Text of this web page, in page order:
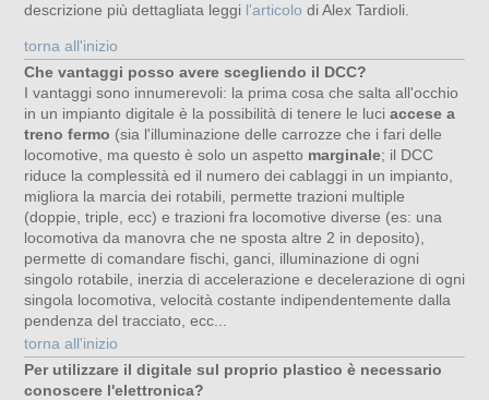
descrizione più dettagliata leggi l'articolo di Alex Tardioli.
torna all'inizio
Che vantaggi posso avere scegliendo il DCC?
I vantaggi sono innumerevoli: la prima cosa che salta all'occhio
in un impianto digitale è la possibilità di tenere le luci accese a
treno fermo (sia l'illuminazione delle carrozze che i fari delle
locomotive, ma questo è solo un aspetto marginale; il DCC
riduce la complessità ed il numero dei cablaggi in un impianto,
migliora la marcia dei rotabili, permette trazioni multiple
(doppie, triple, ecc) e trazioni fra locomotive diverse (es: una
locomotiva da manovra che ne sposta altre 2 in deposito),
permette di comandare fischi, ganci, illuminazione di ogni
singolo rotabile, inerzia di accelerazione e decelerazione di ogni
singola locomotiva, velocità costante indipendentemente dalla
pendenza del tracciato, ecc...
torna all'inizio
Per utilizzare il digitale sul proprio plastico è necessario
conoscere l'elettronica?